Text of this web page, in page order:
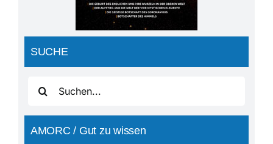
SUCHE
nach:
AMORC / Gut zu wissen